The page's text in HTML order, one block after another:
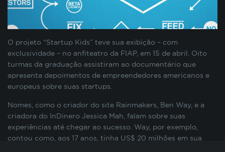
O projeto “Startup Kids” teve sua exibição – com
exclusividade – no anfiteatro da FIAP, em 15 de abril. Oito
turmas da graduação assistiram ao documentário que
apresenta depoimentos de empreendedores americanos e
europeus sobre suas startups.
Nomes, como o criador do site Rainmakers, Ben Way, e a
criadora do InDinero Jessica Mah, falam sobre suas
experiências até chegar ao sucesso. Way, por exemplo,
contou como, aos 17 anos, tinha US$ 20 milhões em sua
preenchimento de formulários, contagem de
visitas para a medição de performance de
páginas, entre outros. Todos armazenados sem a
possibilidade de identificação pessoal. Ao
configurar seu navegador para bloquear esses
cookies, algumas partes do site podem não
funcionar.
COOKIES DE PUBLICIDADE
Estes cookies são estabelecidos por nossos